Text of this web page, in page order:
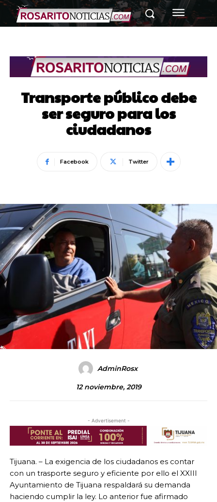
Transporte público debe
ser seguro para los
ciudadanos
Facebook Twitter
AdminRosx
12 noviembre, 2019
- Advertisement -
Tijuana. – La exigencia de los ciudadanos es contar
con un trasporte seguro y eficiente por ello el XXIII
Ayuntamiento de Tijuana respaldará su demanda
haciendo cumplir la ley. Lo anterior fue afirmado